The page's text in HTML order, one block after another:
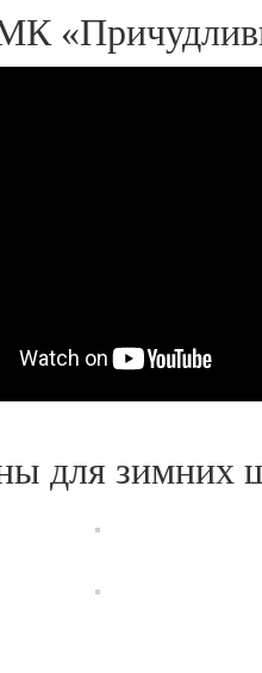
для зимних